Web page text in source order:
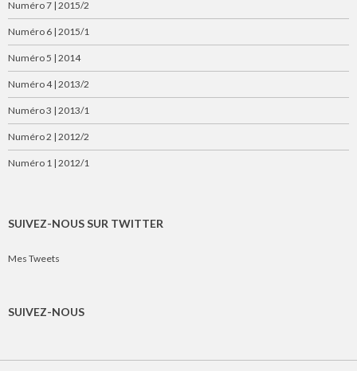
Numéro 7 | 2015/2
Numéro 6 | 2015/1
Numéro 5 | 2014
Numéro 4 | 2013/2
Numéro 3 | 2013/1
Numéro 2 | 2012/2
Numéro 1 | 2012/1
SUIVEZ-NOUS SUR TWITTER
Mes Tweets
SUIVEZ-NOUS